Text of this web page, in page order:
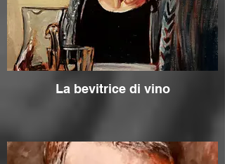
La bevitrice di vino